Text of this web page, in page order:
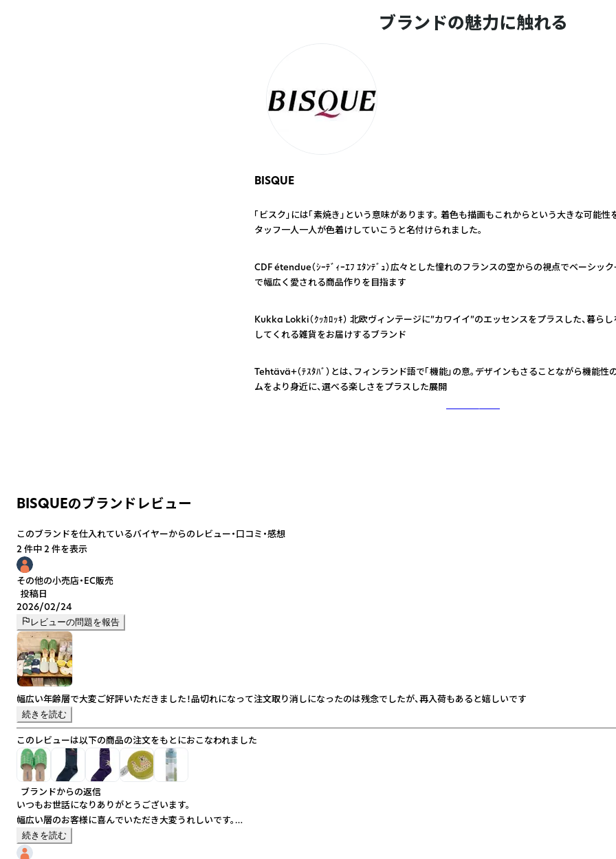
ブランドの魅力に触れる
BISQUE
「ビスク」には「素焼き」という意味があります。 着色も描画もこれからという大きな可能性
タッフ一人一人が色着けしていこうと名付けられました。
CDF étendue（ｼｰﾃﾞｨｰｴﾌ ｴﾀﾝﾃﾞｭ）広々とした憧れのフランスの空からの視点でベーシッ
で幅広く愛される商品作りを目指ます
Kukka Lokki（ｸｯｶﾛｯｷ） 北欧ヴィンテージに”カワイイ”のエッセンスをプラスした、暮ら
してくれる雑貨をお届けするブランド
Tehtävä+（ﾃｽﾀﾊﾞ）とは、フィンランド語で「機能」の意。デザインもさることながら機能性
ムをより身近に、選べる楽しさをプラスした展開
BISQUEのブランドレビュー
このブランドを仕入れているバイヤーからのレビュー・口コミ・感想
2 件中 2 件を表示
その他の小売店・EC販売
投稿日
2026/02/24
レビューの問題を報告
幅広い年齢層で大変ご好評いただきました！品切れになって注文取り消しになったのは残念でしたが、再入荷もあると嬉しいです
続きを読む
このレビューは以下の商品の注文をもとにおこなわれました
ブランドからの返信
いつもお世話になりありがとうございます。
幅広い層のお客様に喜んでいただき大変うれしいです。
品切れでご迷惑をおかけしますが、適切な生産管理に努めてまいります。
今後ともどうぞよろしくお願いいたします。
続きを読む